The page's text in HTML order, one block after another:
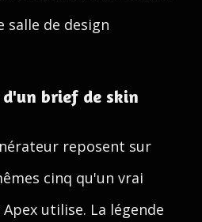
salle de design
d'un brief de skin
reposent sur
cinq qu'un vrai
utilise. La légende